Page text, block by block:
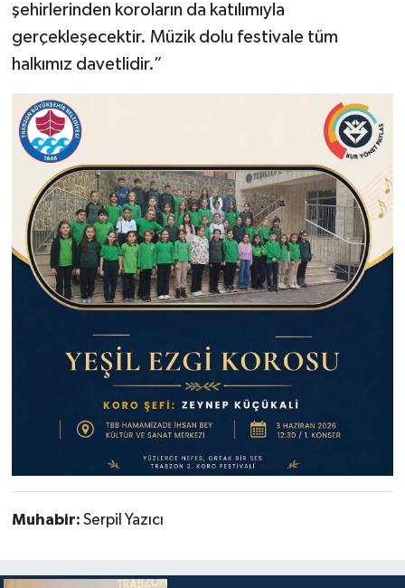
şehirlerinden koroların da katılımıyla
gerçekleşecektir. Müzik dolu festivale tüm
halkımız davetlidir.”
Muhabir: Serpil Yazıcı